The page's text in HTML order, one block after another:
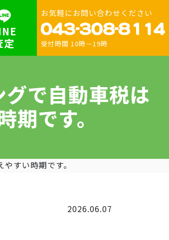
定
お気軽にお問い合わせください
受付時間 10時－19時
グで自動車税は
です。
すい時期です。
2026.06.07